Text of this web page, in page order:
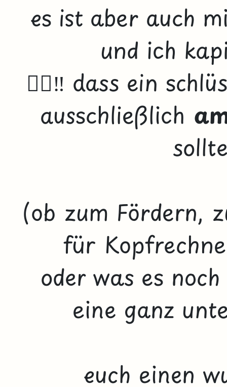
es ist aber auch
und ich
👉🏽‼️ dass ein
ausschließlich
(ob zum Fördern,
für
oder was es
eine ganz
euch einen